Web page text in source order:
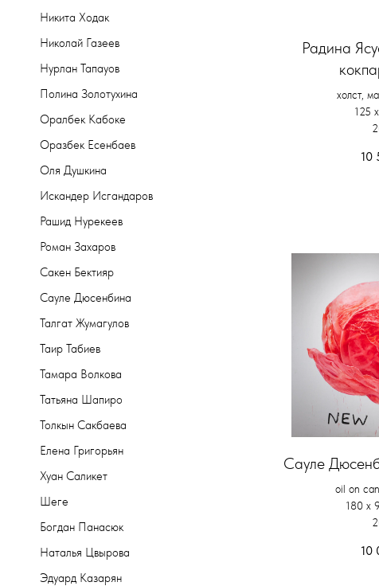
Никита Ходак
Николай Газеев
Нурлан Тапауов
Полина Золотухина
Оралбек Кабоке
Оразбек Есенбаев
Оля Душкина
Искандер Исгандаров
Рашид Нурекеев
Роман Захаров
Сакен Бектияр
Сауле Дюсенбина
Талгат Жумагулов
Таир Табиев
Тамара Волкова
Татьяна Шапиро
Толкын Сакбаева
Елена Григорьян
Хуан Саликет
Шеге
Богдан Панасюк
Наталья Цвырова
Эдуард Казарян
Радина
холст,
125
10
Сауле
oil on
180 x
10